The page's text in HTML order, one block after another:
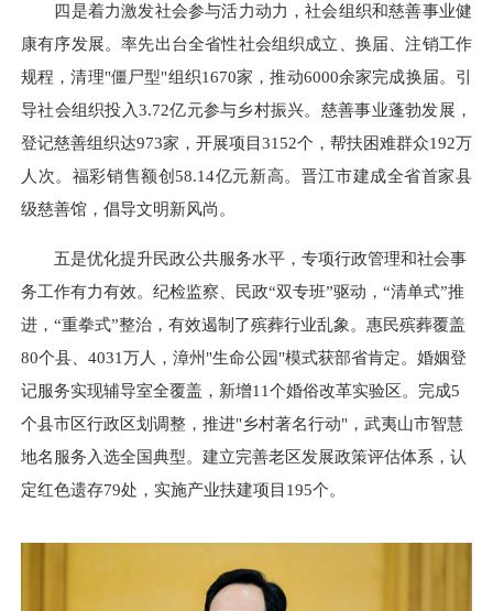
四是着力激发社会参与活力动力，社会组织和慈善事业健
康有序发展。率先出台全省性社会组织成立、换届、注销工作
规程，清理"僵尸型"组织1670家，推动6000余家完成换届。引
导社会组织投入3.72亿元参与乡村振兴。慈善事业蓬勃发展，
登记慈善组织达973家，开展项目3152个，帮扶困难群众192万
人次。福彩销售额创58.14亿元新高。晋江市建成全省首家县
级慈善馆，倡导文明新风尚。
五是优化提升民政公共服务水平，专项行政管理和社会事
务工作有力有效。纪检监察、民政“双专班”驱动，“清单式”推
进，“重拳式”整治，有效遏制了殡葬行业乱象。惠民殡葬覆盖
80个县、4031万人，漳州"生命公园"模式获部省肯定。婚姻登
记服务实现辅导室全覆盖，新增11个婚俗改革实验区。完成5
个县市区行政区划调整，推进"乡村著名行动"，武夷山市智慧
地名服务入选全国典型。建立完善老区发展政策评估体系，认
定红色遗存79处，实施产业扶建项目195个。